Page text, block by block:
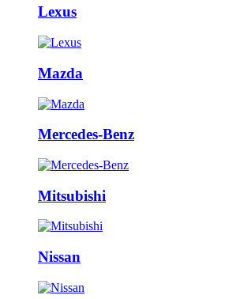
Lexus
Mazda
Mercedes-Benz
Mitsubishi
Nissan